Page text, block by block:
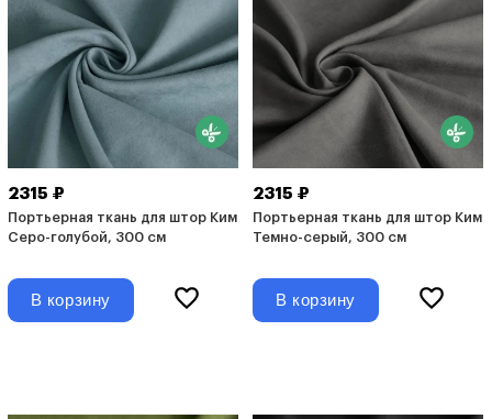
2315 ₽
Портьерная ткань для штор Ким
Серо-голубой, 300 см
В корзину
2315 ₽
Портьерная ткань для штор Ким
Темно-серый, 300 см
В корзину